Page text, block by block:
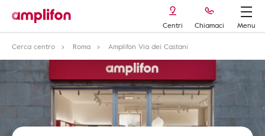
Centri Chiamaci
Menu
Cerca centro
Roma Amplifon Via dei Castani